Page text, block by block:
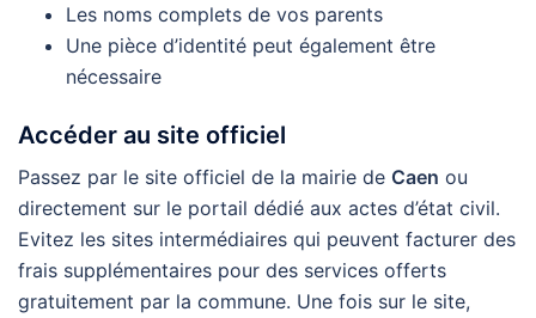
Les noms complets de vos parents
Une pièce d’identité peut également être
nécessaire
Accéder au site officiel
Passez par le site officiel de la mairie de Caen ou
directement sur le portail dédié aux actes d’état civil.
Evitez les sites intermédiaires qui peuvent facturer des
frais supplémentaires pour des services offerts
gratuitement par la commune. Une fois sur le site,